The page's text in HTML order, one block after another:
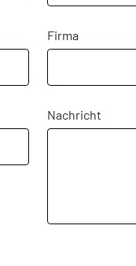
Firma
Nachricht